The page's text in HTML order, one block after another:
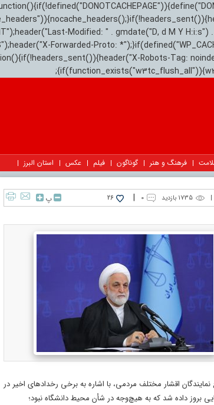
Modified: " . gmdate("D, d M Y
Forwarded-Proto:
Robots-Tag:
فرهنگ و هنر گوناگون فیلم عکس استان البرز
| 1735 بازدید ۰ |
26 پ
اقشار مختلف مردمی، با اشاره به برخی رخدادهای اخیر در
بروز داده شد که به هیچ‌وجه در شأن محیط دانشگاه نبود؛